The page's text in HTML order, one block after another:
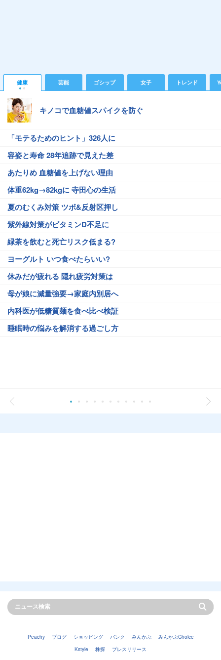
健康 芸能 ゴシップ 女子 トレンド
キノコで血糖値スパイクを防ぐ
「モテるためのヒント」326人に
容姿と寿命 28年追跡で見えた差
あたりめ 血糖値を上げない理由
体重62kg→82kgに 寺田心の生活
夏のむくみ対策 ツボ&反射区押し
紫外線対策がビタミンD不足に
緑茶を飲むと死亡リスク低まる?
ヨーグルト いつ食べたらいい?
休みだが疲れる 隠れ疲労対策は
母が娘に減量強要→家庭内別居へ
内科医が低糖質麺を食べ比べ検証
睡眠時の悩みを解消する過ごし方
Peachy ブログ ショッピング バンク みんかぶ
みんかぶChoice
Kstyle
株探 プレスリリース